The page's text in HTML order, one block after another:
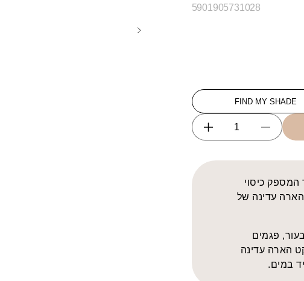
SKU:
5901905731028
FIND MY SHADE
Decrease
for
&amp;
Highlight
and
Illuminator
Increase
for
Coverup
המספק כיסוי
להארה עדינה של
פגמים
הארה עדינה
במים.